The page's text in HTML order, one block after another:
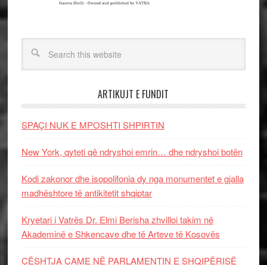
ARTIKUJT E FUNDIT
SPAÇI NUK E MPOSHTI SHPIRTIN
New York, qyteti që ndryshoi emrin… dhe ndryshoi botën
Kodi zakonor dhe isopolifonia dy nga monumentet e gjalla
madhështore të antikitetit shqiptar
Kryetari i Vatrës Dr. Elmi Berisha zhvilloi takim në
Akademinë e Shkencave dhe të Arteve të Kosovës
ÇËSHTJA ÇAME NË PARLAMENTIN E SHQIPËRISË